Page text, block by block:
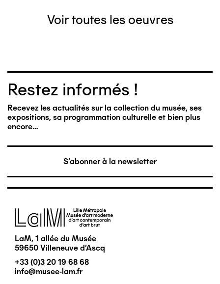
Voir toutes les oeuvres
Restez informés !
Recevez les actualités sur la collection du musée, ses
expositions, sa programmation culturelle et bien plus
encore…
S'abonner à la newsletter
Image
LaM, 1 allée du Musée
59650 Villeneuve d'Ascq
+33 (0)3 20 19 68 68
info@musee-lam.fr